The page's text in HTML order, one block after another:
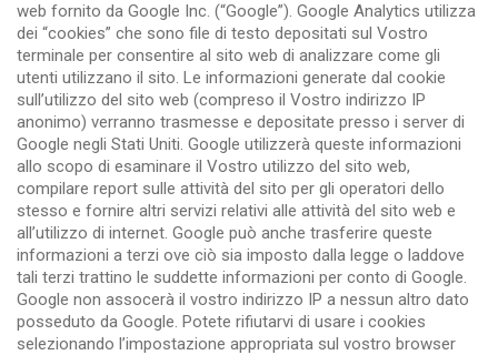
web fornito da Google Inc. (“Google”). Google Analytics utilizza
dei “cookies” che sono file di testo depositati sul Vostro
terminale per consentire al sito web di analizzare come gli
utenti utilizzano il sito. Le informazioni generate dal cookie
sull’utilizzo del sito web (compreso il Vostro indirizzo IP
anonimo) verranno trasmesse e depositate presso i server di
Google negli Stati Uniti. Google utilizzerà queste informazioni
allo scopo di esaminare il Vostro utilizzo del sito web,
compilare report sulle attività del sito per gli operatori dello
stesso e fornire altri servizi relativi alle attività del sito web e
all’utilizzo di internet. Google può anche trasferire queste
informazioni a terzi ove ciò sia imposto dalla legge o laddove
tali terzi trattino le suddette informazioni per conto di Google.
Google non assocerà il vostro indirizzo IP a nessun altro dato
posseduto da Google. Potete rifiutarvi di usare i cookies
selezionando l’impostazione appropriata sul vostro browser